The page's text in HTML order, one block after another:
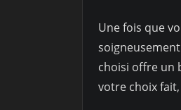
Une fois que
choisi offre un
votre choix